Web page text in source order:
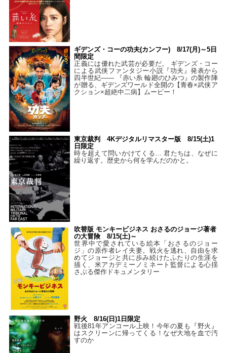
ギデンズ・コーの功夫(カンフー) 8/17(月)～5日
間限定
正義には優れた武芸が必要だ。 ギデンズ・コー
による武侠ファンタジー小説『功夫』発表から
四半世紀―― 『赤い糸 輪廻のひみつ』の製作陣
が贈る、ギデンズワールド全開の【青春×武侠ア
クション×超絶中二病】ムービー！
東京裁判 4Kデジタルリマスター版 8/15(土)1
日限定
時を超えて問いかけてくる… 君たちは、なぜに
繰り返す。歴史から何を学んだのかと。
吹替版 モンキービジネス おさるのジョージ著者
の大冒険 8/15(土)～
世界中で愛されている絵本「おさるのジョー
ジ」の原作者レイ夫妻。戦火を逃れ、自由を求
めてジョージと共に歩み続けたふたりの生涯を
描く、米アカデミーノミネート監督による心揺
さぶる傑作ドキュメンタリー
野火 8/16(日)1日限定
戦後81年アンコール上映！今年の夏も『野火』
はスクリーンに帰ってくる！なぜ大地を血で汚
すのか